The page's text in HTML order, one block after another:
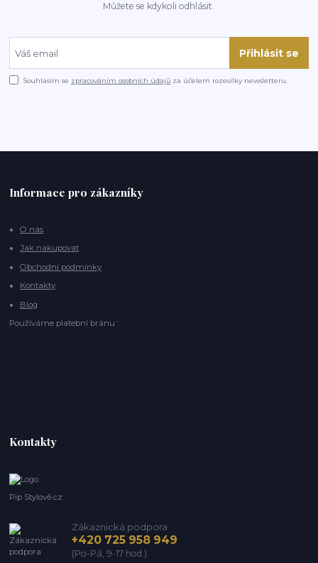
Můžete se kdykoli odhlásit.
Přihlásit se
Souhlasím se zpracováním osobních údajů za účelem rozesílky newsletteru.
Informace pro zákazníky
O nás
Jak nakupovat
Obchodní podmínky
Kontakty
Blog
Používáme platební bránu :
Kontakty
Pip Stylově.cz
Zákaznická podpora
+420 725 958 949
(Po-Pá, 9-17 hod.)